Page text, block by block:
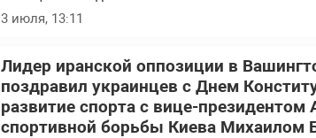
3 июля, 13:11
Лидер иранской оппозиции в
поздравил украинцев с Днем
развитие спорта с вице-президентом
спортивной борьбы Киева Михаилом